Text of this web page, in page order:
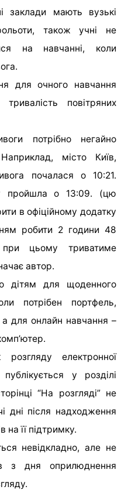
заклади мають вузькі
також учні не
на навчанні, коли
для очного навчання
тривалість повітряних
потрібно негайно
місто Київ,
почалася о 10:21.
пройшла о 13:09. (цю
в офіційному додатку
робити 2 години 48
цьому триватиме
автор.
дітям для щоденного
потрібен портфель,
а для онлайн навчання –
електронної
у розділі
“На розгляді” не
дні після надходження
на її підтримку.
невідкладно, але не
з дня оприлюднення